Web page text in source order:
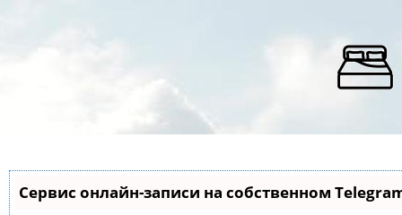
Сервис онлайн-записи на собственном